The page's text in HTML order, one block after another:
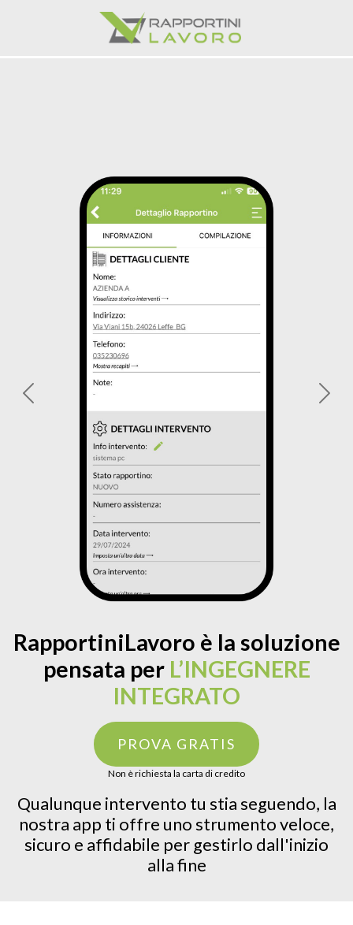
RapportiniLavoro è la soluzione
pensata per L’INGEGNERE
INTEGRATO
PROVA GRATIS
Non è richiesta la carta di credito
Qualunque intervento tu stia seguendo, la
nostra app ti offre uno strumento veloce,
sicuro e affidabile per gestirlo dall'inizio
alla fine
Previous Next